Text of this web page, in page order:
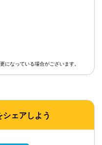
なっている場合がございます。
ェアしよう